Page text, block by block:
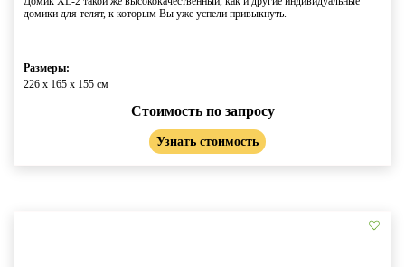
домики для телят, к которым Вы уже успели привыкнуть.
Размеры:
226 x 165 x 155 см
Стоимость по запросу
Узнать стоимость